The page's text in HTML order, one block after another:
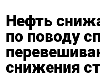
Нефть
по поводу
снижения